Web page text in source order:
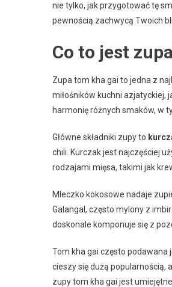
nie tylko, jak przygotować tę
pewnością zachwycą Twoich
Co to jest
Zupa tom kha gai to jedna z
miłośników kuchni azjatyckiej,
harmonię różnych smaków, w
Główne składniki zupy to
chili. Kurczak jest najczęściej
rodzajami mięsa, takimi jak
Mleczko kokosowe nadaje
Galangal, często mylony z
doskonale komponuje się z
Tom kha gai często podawana
cieszy się dużą popularnością,
zupy tom kha gai jest